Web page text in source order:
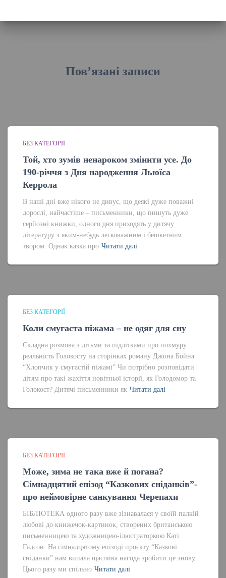
Пов’язані записи
БЕЗ КАТЕГОРІЇ
Той, хто зумів ненароком змінити усе. До
190-річчя з Дня народження Льюїса
Керрола
В наші дні вже нікого не дивує, що деякі дуже поважні
дорослі, найчастіше – письменники, що пишуть дуже
серйозні книжки, одного дня приходять у дитячу
літературу з яким-небудь легковажним і бешкетним
твором. Однак казка про Читати далі
БЕЗ КАТЕГОРІЇ
Коли смугаста піжама – не одяг для сну
Складна розмова з дітьми та підлітками про похмуру
реальність Голокосту на сторінках роману Джона Бойна
“Хлопчик у смугастій піжамі” Чи потрібно розповідати
дітям про такі жахіття новітньої історії, як Голодомор та
Голокост? Дитячі письменники як Читати далі
БЕЗ КАТЕГОРІЇ
Може, зима не така вже й погана?
Сімнадцятий епізод “Казкових сніданків”-
про неймовірне санкування Черепахи
БІБЛІОТЕКА одного разу вже зізнавалася у своїй палкій
любові до книжечок-картинок, створених британською
письменницею та художницею-ілюстраторкою Каті
Гадсон. На сімнадцятому епізоді проєкту “Казкові
сніданки” нам випала щаслива нагода зробити це знову.
Цього разу ми спільно Читати далі